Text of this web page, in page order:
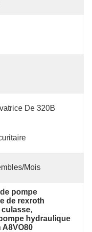
De 320B
mois
pompe
de rexroth
culasse,
hydraulique
A8VO80